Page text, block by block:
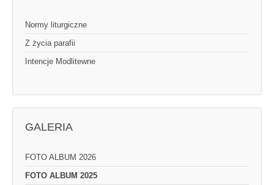
Normy liturgiczne
Z życia parafii
Intencje Modlitewne
GALERIA
FOTO ALBUM 2026
FOTO ALBUM 2025